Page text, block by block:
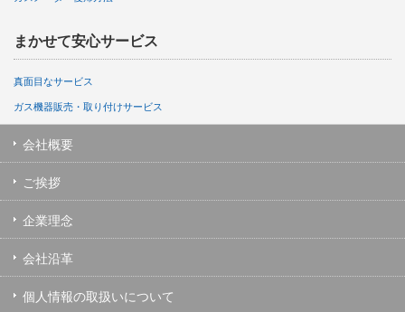
まかせて安心サービス
真面目なサービス
ガス機器販売・取り付けサービス
会社概要
ご挨拶
企業理念
会社沿革
個人情報の取扱いについて